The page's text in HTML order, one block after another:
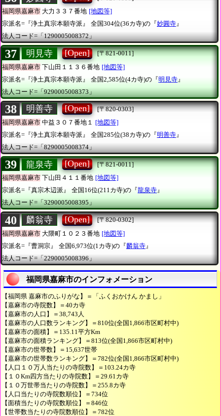
福岡県嘉麻市 大力３３７番地 [地図等]
宗派名=『浄土真宗本願寺派』
全国304位(36カ寺)の『妙圓寺』
法人コード=「1290005008372」
37 明見寺 [Open]
[〒821-0011]
福岡県嘉麻市 下山田１１３６番地 [地図等]
宗派名=『浄土真宗本願寺派』
全国2,585位(4カ寺)の『明見寺 』
法人コード=「9290005008373」
38 明善寺 [Open]
[〒820-0303]
福岡県嘉麻市 中益３０７番地１
[地図等]
宗派名=『浄土真宗本願寺派』
全国285位(38カ寺)の『明善寺 』
法人コード=「8290005008374」
39 龍泉寺 [Open]
[〒821-0011]
福岡県嘉麻市 下山田４１１番地 [地図等]
宗派名=『真宗木辺派』
全国16位(211カ寺)の『龍泉寺』
法人コード=「3290005008395」
40 麟翁寺 [Open]
[〒820-0302]
福岡県嘉麻市 大隈町１０２３番地 [地図等]
宗派名=『曹洞宗』
全国6,973位(1カ寺)の『麟翁寺 』
法人コード=「2290005008396」
福岡県嘉麻市のインフォメーション
【福岡県 嘉麻市のふりがな】＝「ふくおかけん かまし」
【嘉麻市の寺院数】＝40カ寺
【嘉麻市の人口】＝38,743人
【嘉麻市の人口数ランキング】＝810位(全国1,866市区町村中)
【嘉麻市の面積】＝135.11平方Km
【嘉麻市の面積ランキング】＝813位(全国1,866市区町村中)
【嘉麻市の世帯数】＝15,637世帯
【嘉麻市の世帯数ランキング】＝782位(全国1,866市区町村中)
【人口１０万人当たりの寺院数】＝103.24カ寺
【１０Km四方当たりの寺院数】＝29.61カ寺
【１０万世帯当たりの寺院数】＝255.8カ寺
【人口当たりの寺院数順位】＝734位
【面積当たりの寺院数順位】＝846位
【世帯数当たりの寺院数順位】＝782位